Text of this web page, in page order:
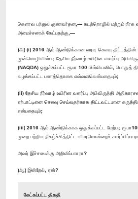
கௌரவ பந்துல குணவர்தன,— கடற்றொழில் மற்றும் நீரக
அமைச்சரைக் கேட்பதற்கு,—
(அ) (i) 2016 ஆம் ஆண்டுக்கான வரவு செலவு
முன்மொழிவின்படி தேசிய நீர்வாழ் உயிரின வளர்ப்பு
(NAQDA) ஒதுக்கப்பட்ட ரூபா 100 மில்லியனில், பொதுத்
வழங்கப்பட்ட பணத்தொகை எவ்வளவென்பதையும்;
(ii) தேசிய நீர்வாழ் உயிரின வளர்ப்பு அபிவிருத்தி
ஏற்பாட்டினை செலவு செய்வதற்காக திட்டவட்டமான
என்பதையும்;
(iii) 2016 ஆம் ஆண்டுக்காக ஒதுக்கப்பட்ட மேற்படி
முறை பற்றிய நிகழ்ச்சித்திட்ட விபரமொன்றைச்
அவர் இச்சபைக்கு அறிவிப்பாாரா?
(ஆ) இன்றேல், ஏன்?
கேட்கப்பட்ட திகதி